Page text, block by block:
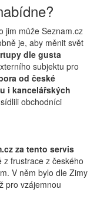
jim může Seznam.cz
je, aby měnit svět
dle gusta
subjektu pro
od české
i kancelářských
obchodníci
za tento servis
z frustrace z českého
V něm bylo dle Zimy
pro vzájemnou